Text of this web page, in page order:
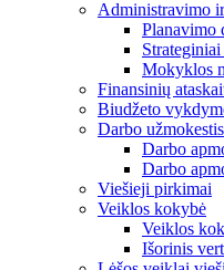
Administravimo
Planavimo
Mokyklos
Finansinių
Biudžeto
Darbo užmokestis
Darbo
Darbo
Viešieji pirkimai
Veiklos kokybė
Veiklos
Išorinis